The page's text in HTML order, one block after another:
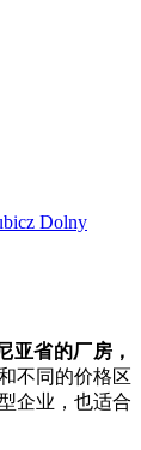
Dolny
亚省的厂房，
不同的价格区
企业，也适合